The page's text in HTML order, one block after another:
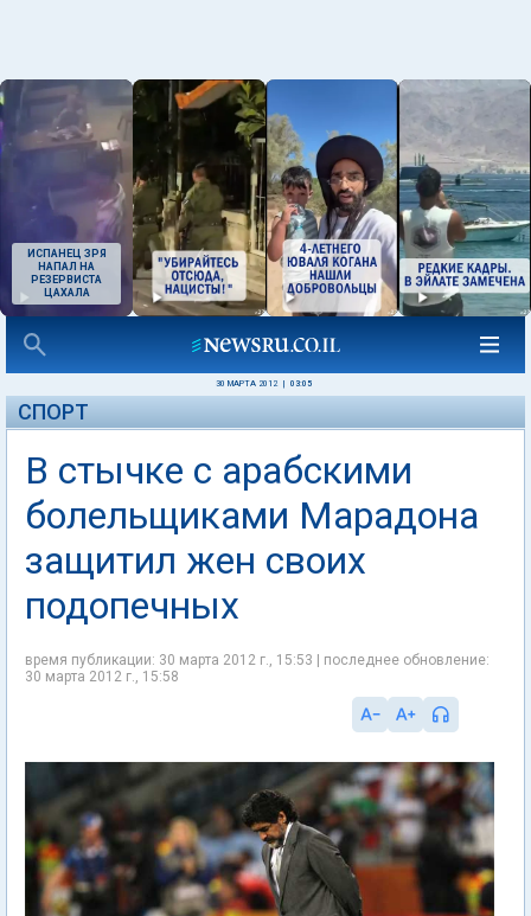
ИСПАНЕЦ ЗРЯ
НАПАЛ НА
РЕЗЕРВИСТА
ЦАХАЛА
30 МАРТА 2012 03:05
СПОРТ
В стычке с арабскими
болельщиками Марадона
защитил жен своих
подопечных
время публикации: 30 марта 2012 г., 15:53 | последнее обновление:
30 марта 2012 г., 15:58